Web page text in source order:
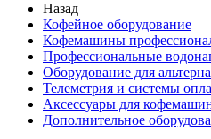
Назад
Кофейное оборудование
Кофемашины
Профессиональные
Оборудование для
Телеметрия и системы
Аксессуары для
Дополнительное